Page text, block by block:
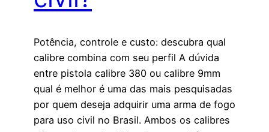
Potência, controle e custo: descubra qual
calibre combina com seu perfil A dúvida
entre pistola calibre 380 ou calibre 9mm
qual é melhor é uma das mais pesquisadas
por quem deseja adquirir uma arma de fogo
para uso civil no Brasil. Ambos os calibres